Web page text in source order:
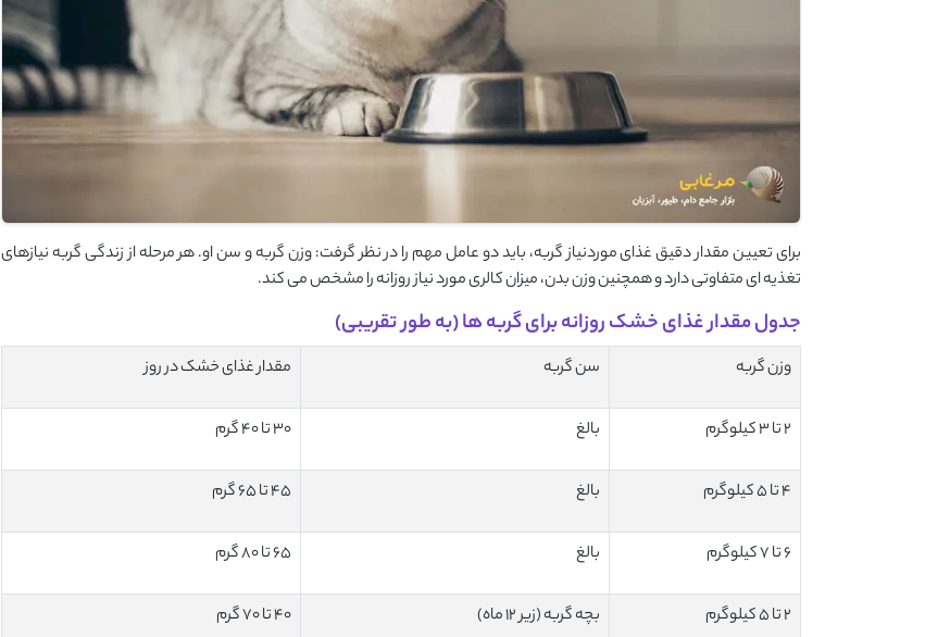
برای تعیین مقدار دقیق غذای موردنیاز گربه، باید دو عامل مهم را در نظر گرفت: وزن گربه و سن او. هر مرحله از زندگی گربه نیازهای
تغذیه ‌ای متفاوتی دارد و همچنین وزن بدن، میزان کالری مورد نیاز روزانه را مشخص می ‌کند.
جدول مقدار غذای خشک روزانه برای گربه‌ ها (به طور تقریبی)
وزن گربه سن گربه مقدار غذای خشک در روز
2 تا 3 کیلوگرم بالغ 30 تا 40 گرم
4 تا 5 کیلوگرم بالغ 45 تا 65 گرم
6 تا 7 کیلوگرم بالغ 65 تا 80 گرم
2 تا 5 کیلوگرم بچه گربه (زیر 12 ماه) 40 تا 70 گرم